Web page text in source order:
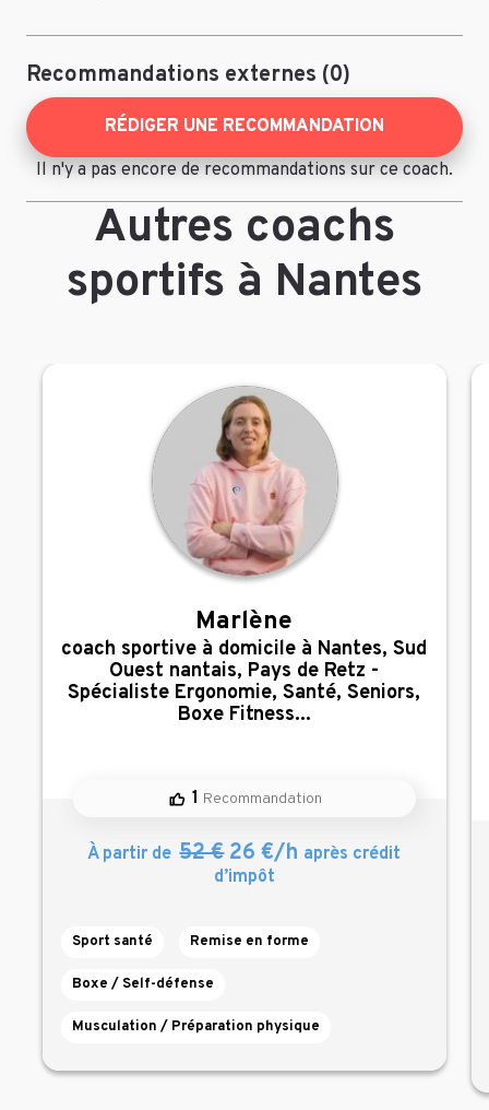
Recommandations externes (0)
RÉDIGER UNE RECOMMANDATION
Il n'y a pas encore de recommandations sur ce coach.
Autres coachs
sportifs à Nantes
Marlène
,
coach sportive à domicile à Nantes, Sud
Ouest nantais, Pays de Retz -
Spécialiste Ergonomie, Santé, Seniors,
Boxe Fitness...
1 Recommandation
À partir de 52 €26 €/h après crédit
d’impôt
Sport santé Remise en forme
Boxe / Self-défense
Musculation / Préparation physique